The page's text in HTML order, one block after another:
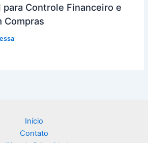
para Controle Financeiro e
Compras
Início
Contato